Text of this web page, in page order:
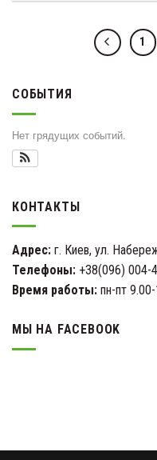
1
СОБЫТИЯ
Нет грядущих событий.
КОНТАКТЫ
Адрес: г. Киев, ул.
Телефоны: +38(096) 004-
Время работы: пн-пт
МЫ НА FACEBOOK